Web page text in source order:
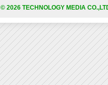
© 2026 TECHNOLOGY MEDIA